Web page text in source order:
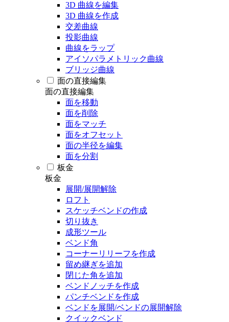
3D 曲線を編集
3D 曲線を作成
交差曲線
投影曲線
曲線をラップ
アイソパラメトリック曲線
ブリッジ曲線
面の直接編集
面の直接編集
面を移動
面を削除
面をマッチ
面をオフセット
面の半径を編集
面を分割
板金
板金
展開/展開解除
ロフト
スケッチベンドの作成
切り抜き
成形ツール
ベンド角
コーナーリリーフを作成
留め継ぎを追加
閉じた角を追加
ベンドノッチを作成
パンチベンドを作成
ベンドを展開/ベンドの展開解除
クイックベンド